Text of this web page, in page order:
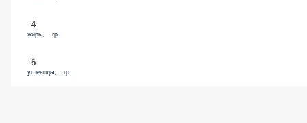
4
жиры, гр.
6
углеводы, гр.